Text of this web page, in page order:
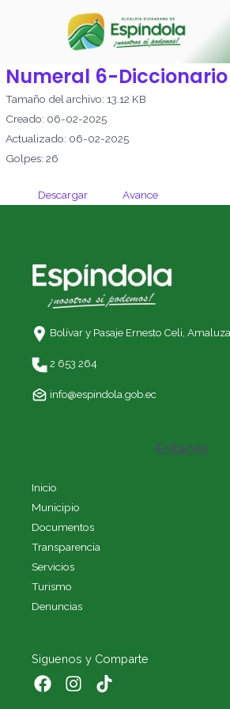
Numeral 6-Diccionario
Tamaño del archivo: 13.12 KB
Creado: 06-02-2025
Actualizado: 06-02-2025
Golpes: 26
Descargar Avance
Bolívar y Pasaje Ernesto Celi,
2 653 264
info@espindola.gob.ec
Enlaces
Inicio
Municipio
Documentos
Transparencia
Servicios
Turismo
Denuncias
Siguenos y Comparte